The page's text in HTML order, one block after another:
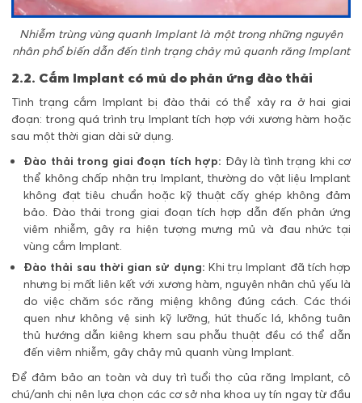
Nhiễm trùng vùng quanh Implant là một trong những nguyên
nhân phổ biến dẫn đến tình trạng chảy mủ quanh răng Implant
2.2. Cắm Implant có mủ do phản ứng đào thải
Tình trạng cắm Implant bị đào thải có thể xảy ra ở hai giai
đoạn: trong quá trình trụ Implant tích hợp với xương hàm hoặc
sau một thời gian dài sử dụng.
Đào thải trong giai đoạn tích hợp: Đây là tình trạng khi cơ
thể không chấp nhận trụ Implant, thường do vật liệu Implant
không đạt tiêu chuẩn hoặc kỹ thuật cấy ghép không đảm
bảo. Đào thải trong giai đoạn tích hợp dẫn đến phản ứng
viêm nhiễm, gây ra hiện tượng mưng mủ và đau nhức tại
vùng cắm Implant.
Đào thải sau thời gian sử dụng: Khi trụ Implant đã tích hợp
nhưng bị mất liên kết với xương hàm, nguyên nhân chủ yếu là
do việc chăm sóc răng miệng không đúng cách. Các thói
quen như không vệ sinh kỹ lưỡng, hút thuốc lá, không tuân
thủ hướng dẫn kiêng khem sau phẫu thuật đều có thể dẫn
đến viêm nhiễm, gây chảy mủ quanh vùng Implant.
Để đảm bảo an toàn và duy trì tuổi thọ của răng Implant, cô
chú/anh chị nên lựa chọn các cơ sở nha khoa uy tín ngay từ đầu